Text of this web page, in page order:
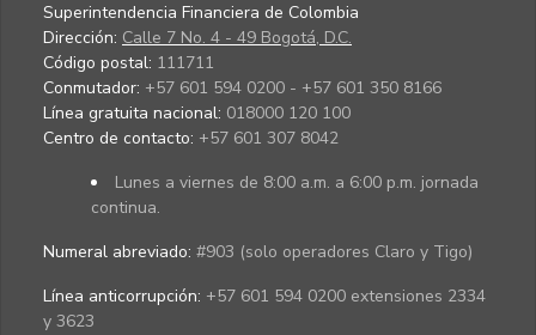
Superintendencia Financiera de Colombia
Dirección: Calle 7 No. 4 - 49 Bogotá, D.C.
Código postal: 111711
Conmutador: +57 601 594 0200 - +57 601 350 8166
Línea gratuita nacional: 018000 120 100
Centro de contacto: +57 601 307 8042
Lunes a viernes de 8:00 a.m. a 6:00 p.m. jornada
continua.
Numeral abreviado: #903 (solo operadores Claro y Tigo)
Línea anticorrupción: +57 601 594 0200 extensiones 2334
y 3623